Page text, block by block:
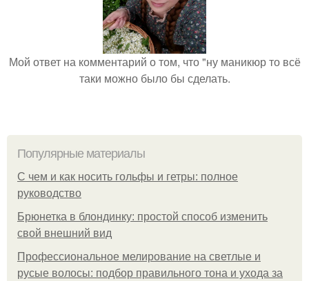
Мой ответ на комментарий о том, что "ну маникюр то всё
таки можно было бы сделать.
Популярные материалы
С чем и как носить гольфы и гетры: полное
руководство
Брюнетка в блондинку: простой способ изменить
свой внешний вид
Профессиональное мелирование на светлые и
русые волосы: подбор правильного тона и ухода за